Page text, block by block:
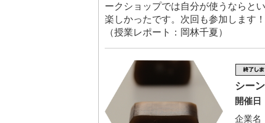
ークショップでは自分が使うならと
楽しかったです。次回も参加します！
（授業レポート：岡林千夏）
シー
開催日
企業名